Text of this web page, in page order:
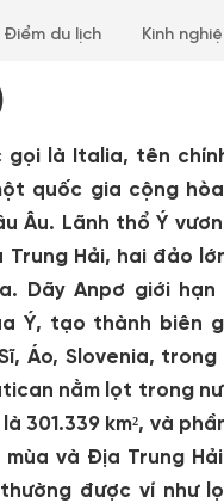
Điểm du lịch Kinh
gọi là Italia, tên
quốc gia cộng
Âu. Lãnh thổ Ý
Hải, hai đảo
Dãy Anpơ giới
Ý, tạo thành biên
Áo, Slovenia, trong
nằm lọt trong
301.339 km², và
và Địa Trung
được ví như